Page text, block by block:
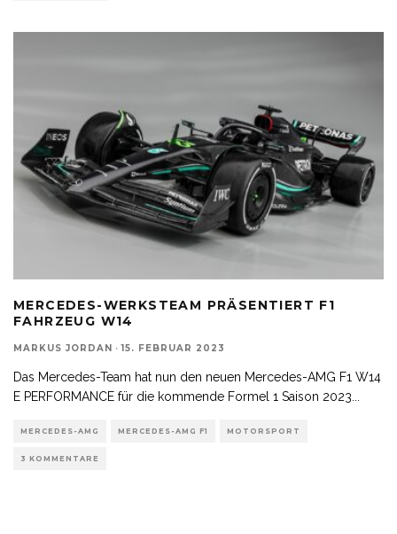
MERCEDES-WERKSTEAM PRÄSENTIERT F1
FAHRZEUG W14
MARKUS JORDAN · 15. FEBRUAR 2023
Das Mercedes-Team hat nun den neuen Mercedes-AMG F1 W14
E PERFORMANCE für die kommende Formel 1 Saison 2023
MERCEDES-AMG MERCEDES-AMG F1 MOTORSPORT
3 KOMMENTARE